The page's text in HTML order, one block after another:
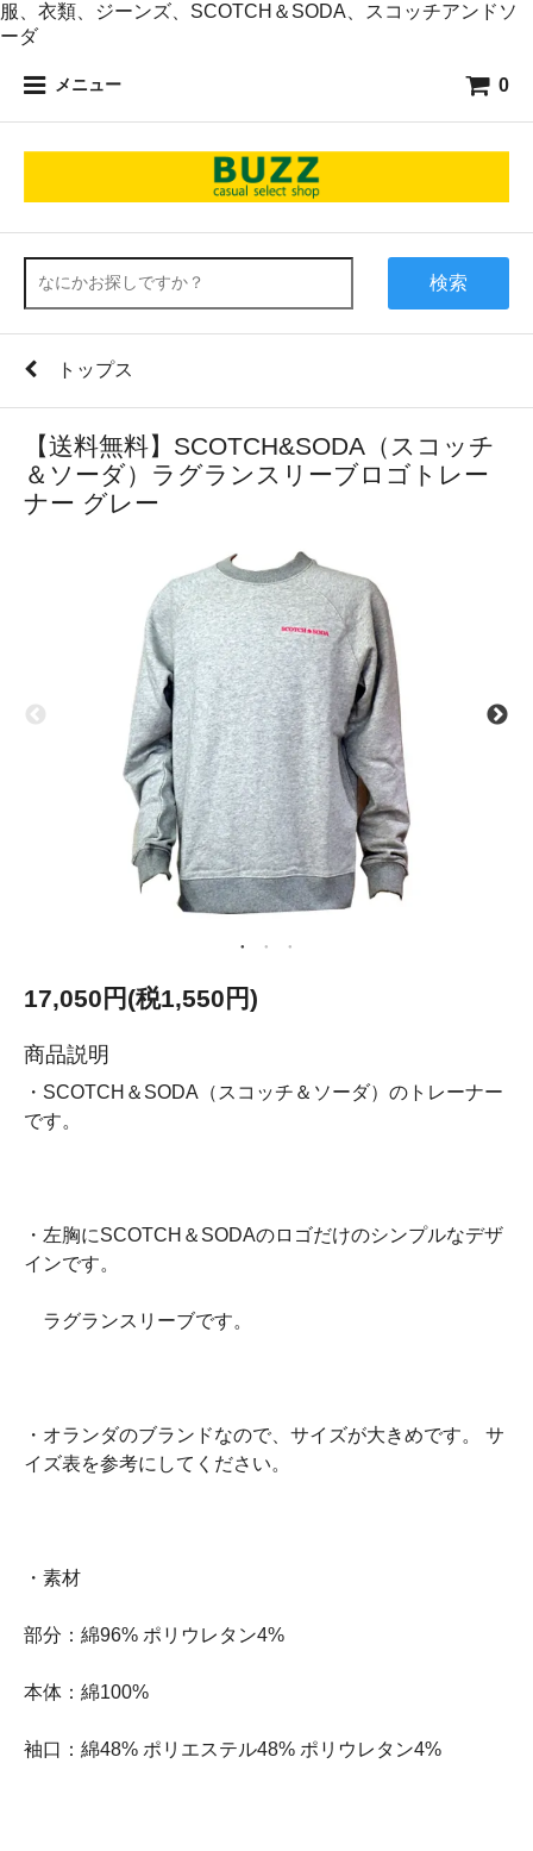
服、衣類、ジーンズ、SCOTCH＆SODA、スコッチアンドソ
ーダ
メニュー 0
検索
トップス
【送料無料】SCOTCH&SODA（スコッチ
＆ソーダ）ラグランスリーブロゴトレー
ナー グレー
17,050円(税1,550円)
商品説明
・SCOTCH＆SODA（スコッチ＆ソーダ）のトレーナー
です。
・左胸にSCOTCH＆SODAのロゴだけのシンプルなデザ
インです。
ラグランスリーブです。
・オランダのブランドなので、サイズが大きめです。 サ
イズ表を参考にしてください。
・素材
部分：綿96% ポリウレタン4%
本体：綿100%
袖口：綿48% ポリエステル48% ポリウレタン4%